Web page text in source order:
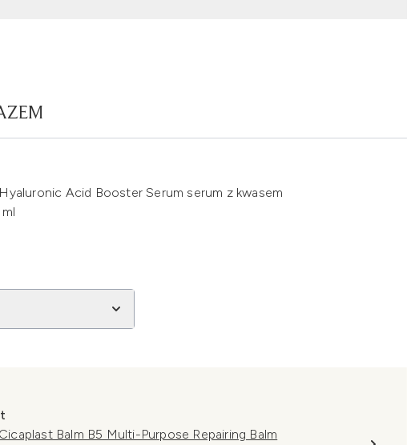
Acid Booster Serum serum z kwasem
Balm B5 Multi-Purpose Repairing Balm